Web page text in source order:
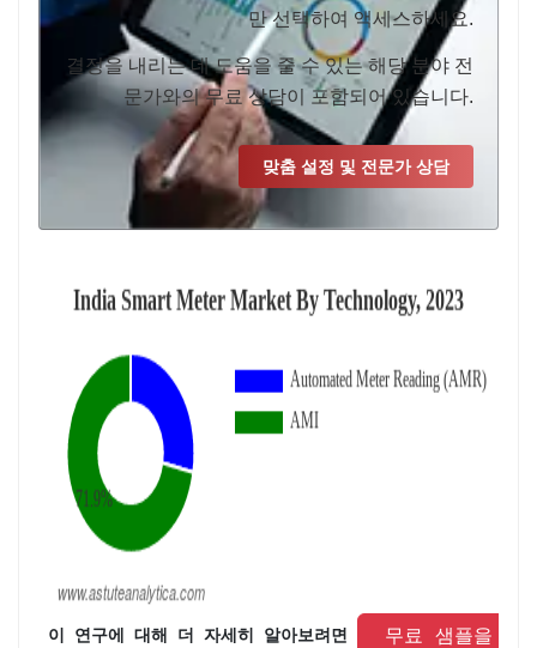
만 선택하여 액세스하세요.
결정을 내리는 데 도움을 줄 수 있는 해당 분야 전
문가와의 무료 상담이 포함되어 있습니다.
맞춤 설정 및 전문가 상담
이 연구에 대해 더 자세히 알아보려면 무료 샘플을 요